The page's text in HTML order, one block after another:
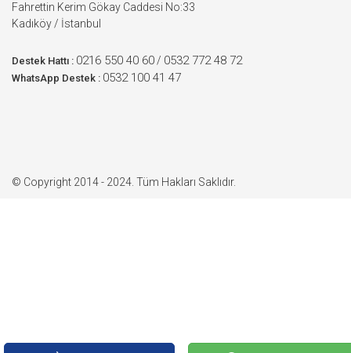
Fahrettin Kerim Gökay Caddesi No:33
Kadıköy / İstanbul
Destek Hattı : 0216 550 40 60 / 0532 772 48 72
WhatsApp Destek : 0532 100 41 47
© Copyright 2014 - 2024. Tüm Hakları Saklıdır.